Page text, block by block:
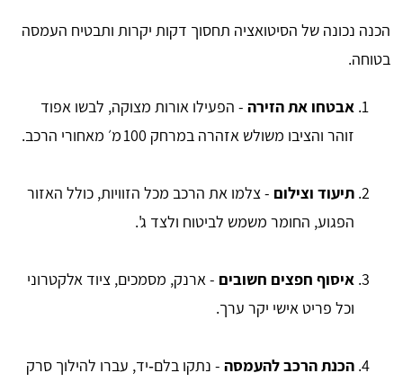
הכנה נכונה של הסיטואציה תחסוך דקות יקרות ותבטיח העמסה
בטוחה.
אבטחו את הזירה - הפעילו אורות מצוקה, לבשו אפוד
זוהר והציבו משולש אזהרה במרחק 100 מ׳ מאחורי הרכב.
תיעוד וצילום - צלמו את הרכב מכל הזוויות, כולל האזור
הפגוע, החומר משמש לביטוח ולצד ג'.
איסוף חפצים חשובים - ארנק, מסמכים, ציוד אלקטרוני
וכל פריט אישי יקר ערך.
הכנת הרכב להעמסה - נתקו בלם‑יד, עברו להילוך סרק